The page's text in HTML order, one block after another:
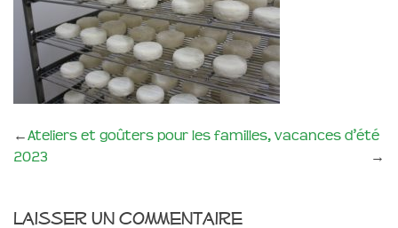
←Ateliers et goûters pour les familles, vacances d’été
2023
→
Laisser un commentaire